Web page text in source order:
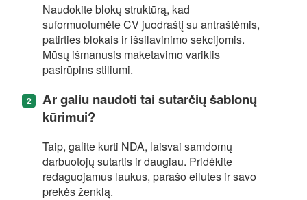
Naudokite blokų struktūrą, kad
suformuotumėte CV juodraštį su antraštėmis,
patirties blokais ir išsilavinimo sekcijomis.
Mūsų išmanusis maketavimo variklis
pasirūpins stiliumi.
Ar galiu naudoti tai sutarčių šablonų
kūrimui?
Taip, galite kurti NDA, laisvai samdomų
darbuotojų sutartis ir daugiau. Pridėkite
redaguojamus laukus, parašo eilutes ir savo
prekės ženklą.